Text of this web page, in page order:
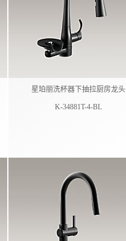
星珀丽洗杯器下抽拉厨房龙头
K-34881T-4-BL